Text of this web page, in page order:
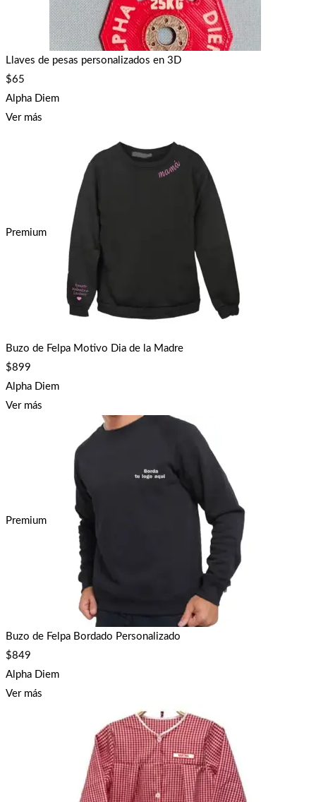
Llaves de pesas personalizados en 3D
$65
Alpha Diem
Ver más
Premium
Buzo de Felpa Motivo Dia de la Madre
$899
Alpha Diem
Ver más
Premium
Buzo de Felpa Bordado Personalizado
$849
Alpha Diem
Ver más